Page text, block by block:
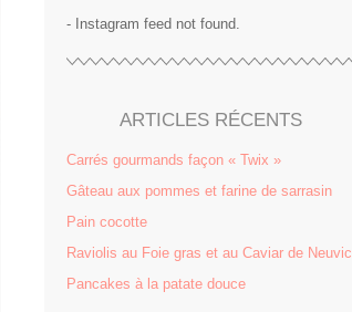
- Instagram feed not found.
ARTICLES RÉCENTS
Carrés gourmands façon « Twix »
Gâteau aux pommes et farine de sarrasin
Pain cocotte
Raviolis au Foie gras et au Caviar de Neuvic
Pancakes à la patate douce